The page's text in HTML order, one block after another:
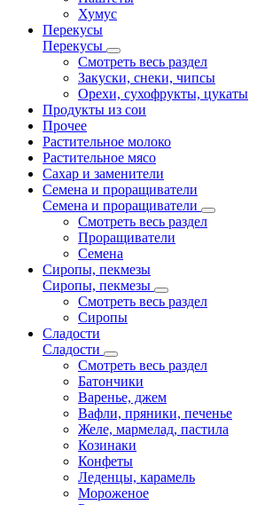
Хумус
Перекусы
Перекусы
Смотреть весь раздел
Закуски, снеки, чипсы
Орехи, сухофрукты, цукаты
Продукты из сои
Прочее
Растительное молоко
Растительное мясо
Сахар и заменители
Семена и проращиватели
Семена и проращиватели
Смотреть весь раздел
Проращиватели
Семена
Сиропы, пекмезы
Сиропы, пекмезы
Смотреть весь раздел
Сиропы
Сладости
Сладости
Смотреть весь раздел
Батончики
Варенье, джем
Вафли, пряники, печенье
Желе, мармелад, пастила
Козинаки
Конфеты
Леденцы, карамель
Мороженое